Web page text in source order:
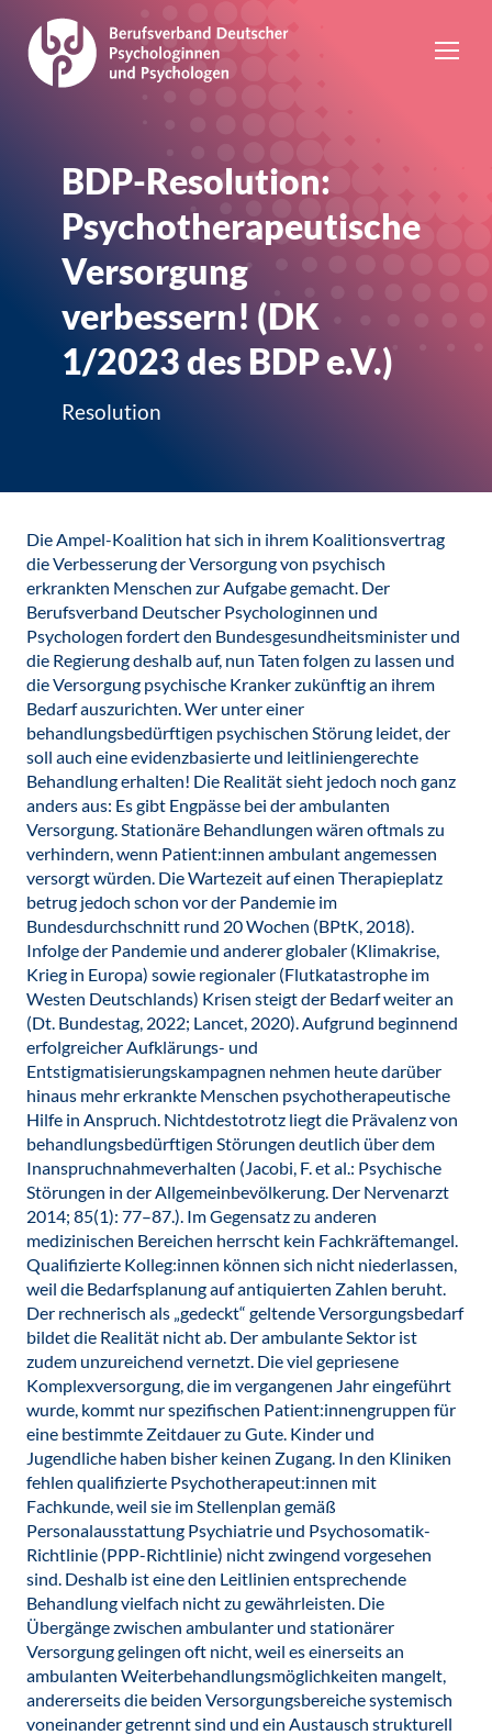
BDP-Resolution:
Psychotherapeutische
Versorgung
verbessern! (DK
1/2023 des BDP e.V.)
Resolution
Die Ampel-Koalition hat sich in ihrem Koalitionsvertrag
die Verbesserung der Versorgung von psychisch
erkrankten Menschen zur Aufgabe gemacht. Der
Berufsverband Deutscher Psychologinnen und
Psychologen fordert den Bundesgesundheitsminister und
die Regierung deshalb auf, nun Taten folgen zu lassen und
die Versorgung psychische Kranker zukünftig an ihrem
Bedarf auszurichten. Wer unter einer
behandlungsbedürftigen psychischen Störung leidet, der
soll auch eine evidenzbasierte und leitliniengerechte
Behandlung erhalten! Die Realität sieht jedoch noch ganz
anders aus: Es gibt Engpässe bei der ambulanten
Versorgung. Stationäre Behandlungen wären oftmals zu
verhindern, wenn Patient:innen ambulant angemessen
versorgt würden. Die Wartezeit auf einen Therapieplatz
betrug jedoch schon vor der Pandemie im
Bundesdurchschnitt rund 20 Wochen (BPtK, 2018).
Infolge der Pandemie und anderer globaler (Klimakrise,
Krieg in Europa) sowie regionaler (Flutkatastrophe im
Westen Deutschlands) Krisen steigt der Bedarf weiter an
(Dt. Bundestag, 2022; Lancet, 2020). Aufgrund beginnend
erfolgreicher Aufklärungs- und
Entstigmatisierungskampagnen nehmen heute darüber
hinaus mehr erkrankte Menschen psychotherapeutische
Hilfe in Anspruch. Nichtdestotrotz liegt die Prävalenz von
behandlungsbedürftigen Störungen deutlich über dem
Inanspruchnahmeverhalten (Jacobi, F. et al.: Psychische
Störungen in der Allgemeinbevölkerung. Der Nervenarzt
2014; 85(1): 77–87.). Im Gegensatz zu anderen
medizinischen Bereichen herrscht kein Fachkräftemangel.
Qualifizierte Kolleg:innen können sich nicht niederlassen,
weil die Bedarfsplanung auf antiquierten Zahlen beruht.
Der rechnerisch als „gedeckt“ geltende Versorgungsbedarf
bildet die Realität nicht ab. Der ambulante Sektor ist
zudem unzureichend vernetzt. Die viel gepriesene
Komplexversorgung, die im vergangenen Jahr eingeführt
wurde, kommt nur spezifischen Patient:innengruppen für
eine bestimmte Zeitdauer zu Gute. Kinder und
Jugendliche haben bisher keinen Zugang. In den Kliniken
fehlen qualifizierte Psychotherapeut:innen mit
Fachkunde, weil sie im Stellenplan gemäß
Personalausstattung Psychiatrie und Psychosomatik-
Richtlinie (PPP-Richtlinie) nicht zwingend vorgesehen
sind. Deshalb ist eine den Leitlinien entsprechende
Behandlung vielfach nicht zu gewährleisten. Die
Übergänge zwischen ambulanter und stationärer
Versorgung gelingen oft nicht, weil es einerseits an
ambulanten Weiterbehandlungsmöglichkeiten mangelt,
andererseits die beiden Versorgungsbereiche systemisch
voneinander getrennt sind und ein Austausch strukturell